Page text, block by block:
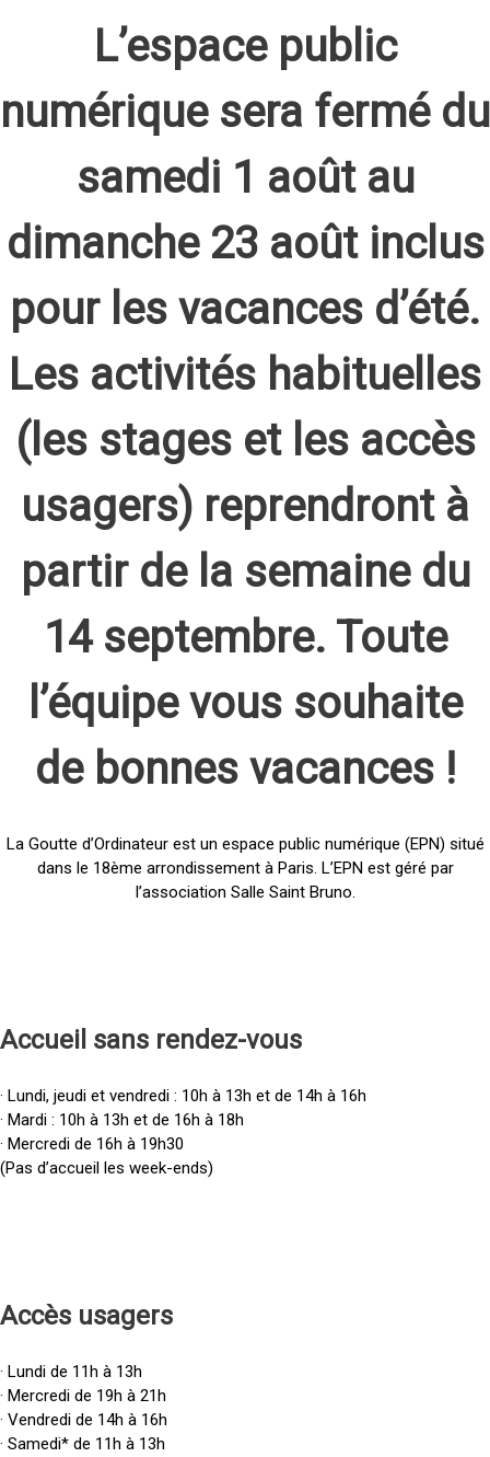
L’espace public
numérique sera fermé du
samedi 1 août au
dimanche 23 août inclus
pour les vacances d’été.
Les activités habituelles
(les stages et les accès
usagers) reprendront à
partir de la semaine du
14 septembre. Toute
l’équipe vous souhaite
de bonnes vacances !
La Goutte d’Ordinateur est un espace public numérique (EPN) situé
dans le 18ème arrondissement à Paris. L’EPN est géré par
l’association Salle Saint Bruno.
Accueil sans rendez-vous
· Lundi, jeudi et vendredi : 10h à 13h et de 14h à 16h
· Mardi : 10h à 13h et de 16h à 18h
· Mercredi de 16h à 19h30
(Pas d’accueil les week-ends)
Accès usagers
· Lundi de 11h à 13h
· Mercredi de 19h à 21h
· Vendredi de 14h à 16h
· Samedi* de 11h à 13h